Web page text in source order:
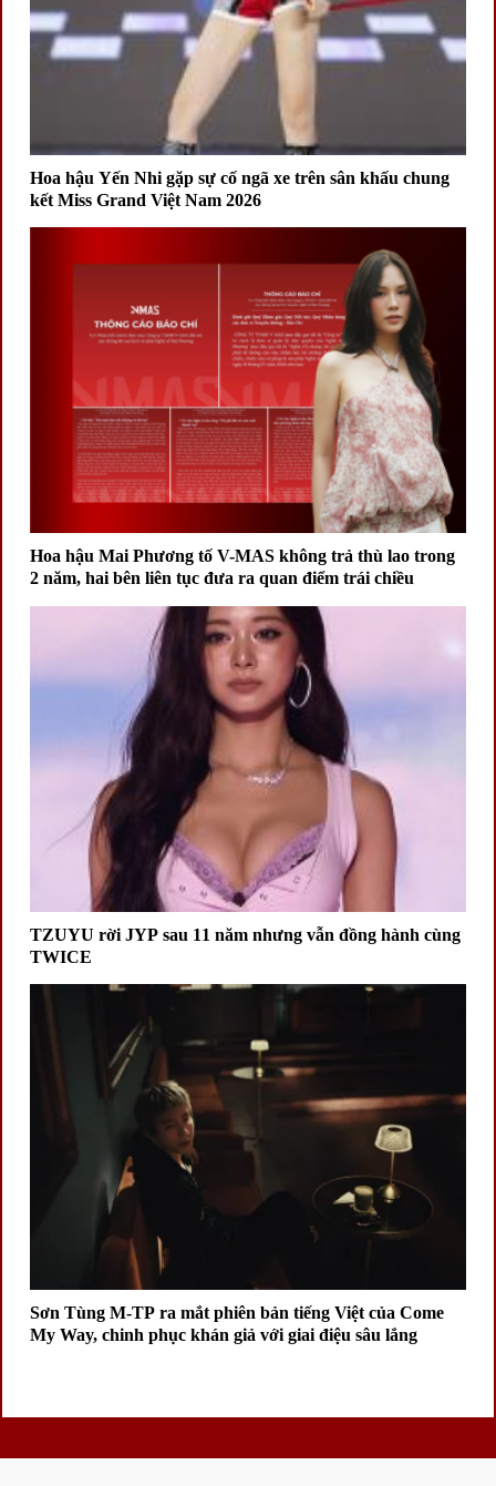
Hoa hậu Yến Nhi gặp sự cố ngã xe trên sân khấu chung
kết Miss Grand Việt Nam 2026
Hoa hậu Mai Phương tố V-MAS không trả thù lao trong
2 năm, hai bên liên tục đưa ra quan điểm trái chiều
TZUYU rời JYP sau 11 năm nhưng vẫn đồng hành cùng
TWICE
Sơn Tùng M-TP ra mắt phiên bản tiếng Việt của Come
My Way, chinh phục khán giả với giai điệu sâu lắng